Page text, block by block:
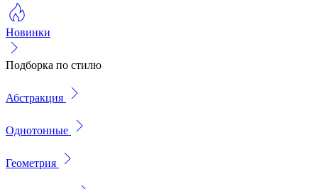
Новинки
Подборка по стилю
Абстракция
Однотонные
Геометрия